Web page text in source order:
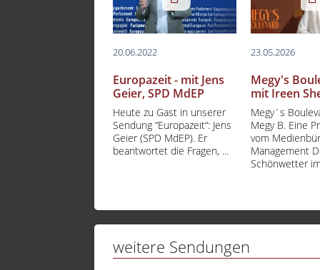
20.06.2022
Europazeit - mit Jens
Geier, SPD MdEP
Heute zu Gast in unserer
Sendung “Europazeit“: Jens
Geier (SPD MdEP). Er
beantwortet die Fragen, ...
23.05.2026
Megy's
mit Ireen
Megy´s
Megy B. Eine
vom
Management
Schönwetter
weitere Sendungen